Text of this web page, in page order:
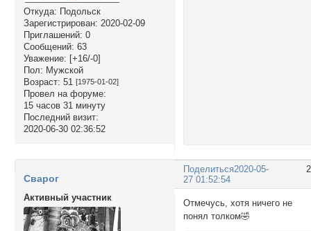
Откуда: Подольск
Зарегистрирован: 2020-02-09
Приглашений: 0
Сообщений: 63
Уважение: [+16/-0]
Пол: Мужской
Возраст: 51 [1975-01-02]
Провел на форуме:
15 часов 31 минуту
Последний визит:
2020-06-30 02:36:52
Поделиться2020-05-
27 01:52:54
Сварог
Активный участник
Отмечусь, хотя ничего не
понял толком🤣